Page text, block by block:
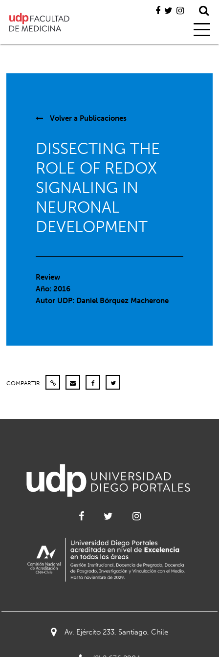
Volver a Publicaciones
DISSECTING THE
ROLE OF REDOX
SIGNALING IN
NEURONAL
DEVELOPMENT
Review
Año: 2016
Autor UDP: Daniel Bórquez Macherone
COMPARTIR
Av. Ejército 233, Santiago, Chile